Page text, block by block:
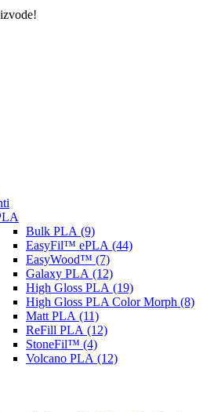
Bulk PLA (9)
EasyFil™ ePLA (44)
EasyWood™ (7)
Galaxy PLA (12)
High Gloss PLA (19)
High Gloss PLA Color Morph (8)
Matt PLA (11)
ReFill PLA (12)
StoneFil™ (4)
Volcano PLA (12)